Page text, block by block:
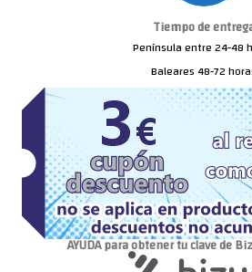
Tiempo de
Península entre 24-48
Baleares 48-72
AYUDA para obtener tu clave de